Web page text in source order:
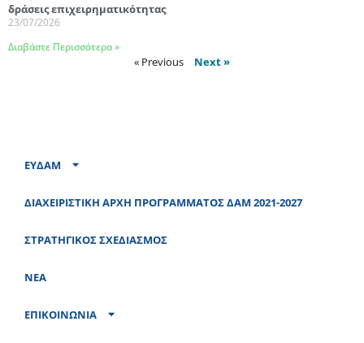
δράσεις επιχειρηματικότητας
23/07/2026
Διαβάστε Περισσότερα »
« Previous Next »
ΕΥΔΑΜ
ΔΙΑΧΕΙΡΙΣΤΙΚΗ ΑΡΧΗ ΠΡΟΓΡΑΜΜΑΤΟΣ ΔΑΜ 2021-2027
ΣΤΡΑΤΗΓΙΚΟΣ ΣΧΕΔΙΑΣΜΟΣ
ΝΕΑ
ΕΠΙΚΟΙΝΩΝΙΑ